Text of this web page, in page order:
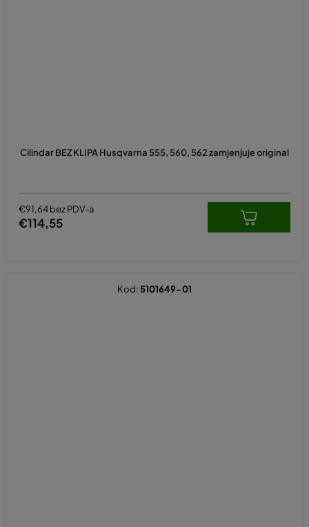
Cilindar BEZ KLIPA Husqvarna 555, 560, 562 zamjenjuje original
€91,64 bez PDV-a
€114,55
Kod: 5101649-01